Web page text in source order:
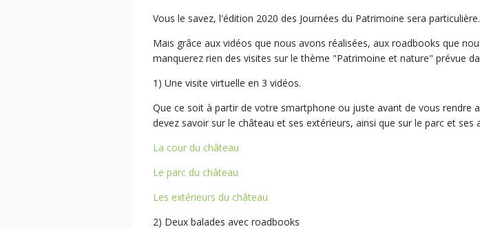
Vous le savez, l'édition 2020 des Journées du Patrimoine sera particulière.
Mais grâce aux vidéos que nous avons réalisées, aux roadbooks que
manquerez rien des visites sur le thème "Patrimoine et nature" prévue
1) Une visite virtuelle en 3 vidéos.
Que ce soit à partir de votre smartphone ou juste avant de vous rendre
devez savoir sur le château et ses extérieurs, ainsi que sur le parc et ses
La cour du château
Le parc du château
Les extérieurs du château
2) Deux balades avec roadbooks